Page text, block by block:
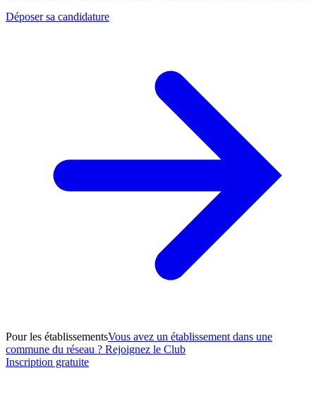
Déposer sa candidature
Pour les établissementsVous avez un établissement dans une
commune du réseau ? Rejoignez le Club
Inscription gratuite